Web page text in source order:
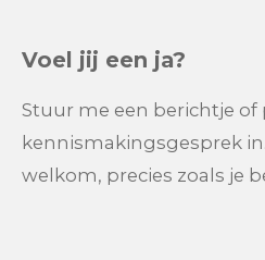
Voel jij een ja?
Stuur me een berichtje of
kennismakingsgesprek
welkom, precies zoals je